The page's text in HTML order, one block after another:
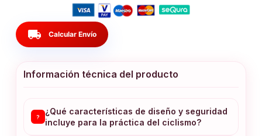
local_shipping Calcular Envío
Información técnica del producto
?
¿Qué características de diseño y seguridad
incluye para la práctica del ciclismo?